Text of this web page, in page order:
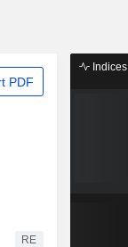
PDF
RE
Indices